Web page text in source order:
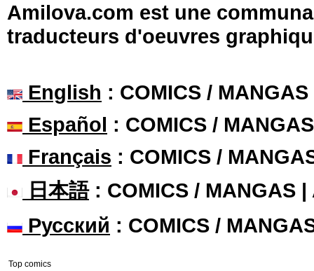
Amilova.com est une
traducteurs d'oeuvres
English : COMICS /
Español : COMICS /
Français : COMICS /
日本語: COMICS / MANGAS |
Русский : COMICS /
Top comics